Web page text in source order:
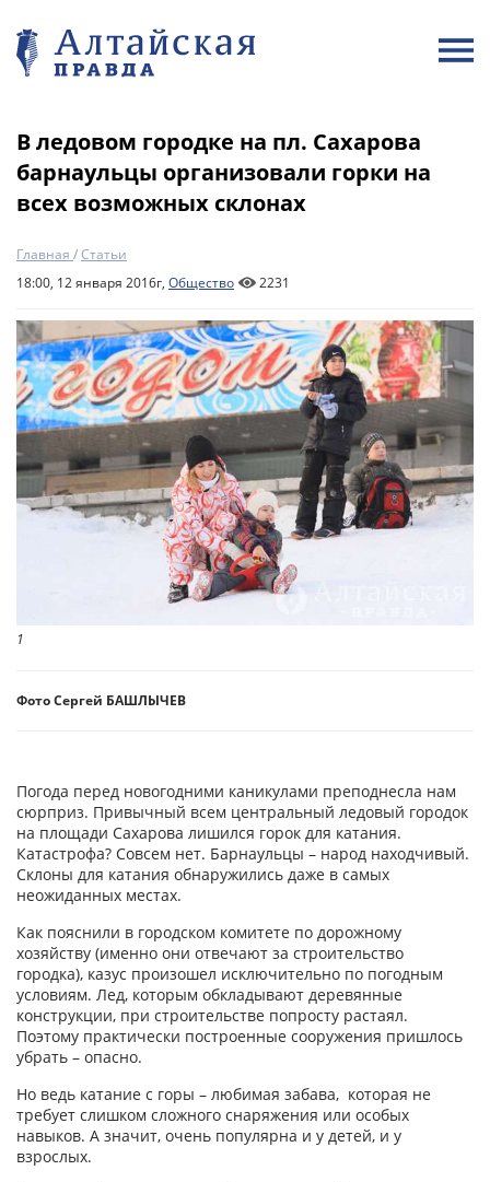
В ледовом городке на пл. Сахарова
барнаульцы организовали горки на
всех возможных склонах
Главная /Статьи
18:00, 12 января 2016г, Общество 2231
1
Фото Сергей БАШЛЫЧЕВ
Погода перед новогодними каникулами преподнесла нам
сюрприз. Привычный всем центральный ледовый городок
на площади Сахарова лишился горок для катания.
Катастрофа? Совсем нет. Барнаульцы – народ находчивый.
Склоны для катания обнаружились даже в самых
неожиданных местах.
Как пояснили в городском комитете по дорожному
хозяйству (именно они отвечают за строительство
городка), казус произошел исключительно по погодным
условиям. Лед, которым обкладывают деревянные
конструкции, при строительстве попросту растаял.
Поэтому практически построенные сооружения пришлось
убрать – опасно.
Но ведь катание с горы – любимая забава, которая не
требует слишком сложного снаряжения или особых
навыков. А значит, очень популярна и у детей, и у
взрослых.